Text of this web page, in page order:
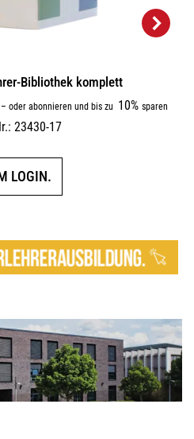
Bibliothek komplett
– oder abonnieren und bis zu 10% sparen
23430-17
LOGIN.